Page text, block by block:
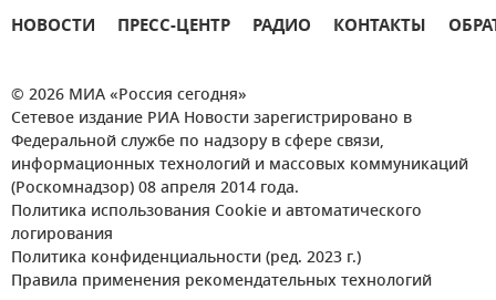
НОВОСТИ ПРЕСС-ЦЕНТР РАДИО КОНТАКТЫ
© 2026 МИА «Россия сегодня»
Сетевое издание РИА Новости зарегистрировано в
Федеральной службе по надзору в сфере связи,
информационных технологий и массовых коммуникаций
(Роскомнадзор) 08 апреля 2014 года.
Политика использования Cookie и автоматического
логирования
Политика конфиденциальности (ред. 2023 г.)
Правила применения рекомендательных технологий